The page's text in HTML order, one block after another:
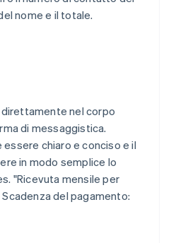
nome e il totale.
direttamente nel corpo
di messaggistica.
chiaro e conciso e il
in modo semplice lo
"Ricevuta mensile per
del pagamento: